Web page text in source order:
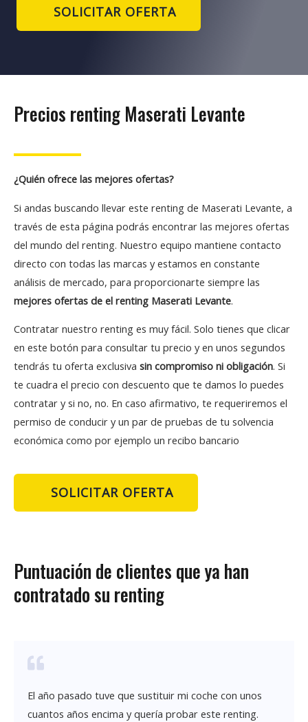
SOLICITAR OFERTA
Precios renting Maserati Levante
¿Quién ofrece las mejores ofertas?
Si andas buscando llevar este renting de Maserati Levante, a
través de esta página podrás encontrar las mejores ofertas
del mundo del renting. Nuestro equipo mantiene contacto
directo con todas las marcas y estamos en constante
análisis de mercado, para proporcionarte siempre las
mejores ofertas de el renting Maserati Levante.
Contratar nuestro renting es muy fácil. Solo tienes que clicar
en este botón para consultar tu precio y en unos segundos
tendrás tu oferta exclusiva sin compromiso ni obligación. Si
te cuadra el precio con descuento que te damos lo puedes
contratar y si no, no. En caso afirmativo, te requeriremos el
permiso de conducir y un par de pruebas de tu solvencia
económica como por ejemplo un recibo bancario
SOLICITAR OFERTA
Puntuación de clientes que ya han
contratado su renting
El año pasado tuve que sustituir mi coche con unos
cuantos años encima y quería probar este renting.